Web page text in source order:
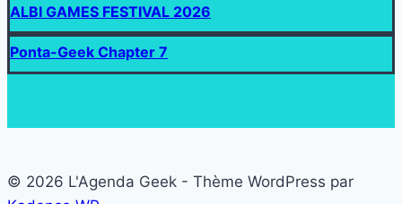
ALBI GAMES FESTIVAL 2026
Ponta-Geek Chapter 7
© 2026 L'Agenda Geek - Thème WordPress par